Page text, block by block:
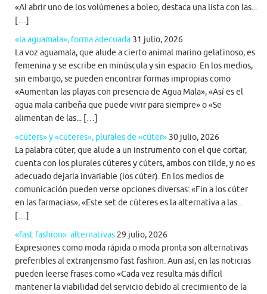
«Al abrir uno de los volúmenes a boleo, destaca una lista con las...
[…]
«la aguamala», forma adecuada 31 julio, 2026
La voz aguamala, que alude a cierto animal marino gelatinoso, es
femenina y se escribe en minúscula y sin espacio. En los medios,
sin embargo, se pueden encontrar formas impropias como
«Aumentan las playas con presencia de Agua Mala», «Así es el
agua mala caribeña que puede vivir para siempre» o «Se
alimentan de las... […]
«cúters» y «cúteres», plurales de «cúter» 30 julio, 2026
La palabra cúter, que alude a un instrumento con el que cortar,
cuenta con los plurales cúteres y cúters, ambos con tilde, y no es
adecuado dejarla invariable (los cúter). En los medios de
comunicación pueden verse opciones diversas: «Fin a los cúter
en las farmacias», «Este set de cúteres es la alternativa a las...
[…]
«fast fashion». alternativas 29 julio, 2026
Expresiones como moda rápida o moda pronta son alternativas
preferibles al extranjerismo fast fashion. Aun así, en las noticias
pueden leerse frases como «Cada vez resulta más difícil
mantener la viabilidad del servicio debido al crecimiento de la